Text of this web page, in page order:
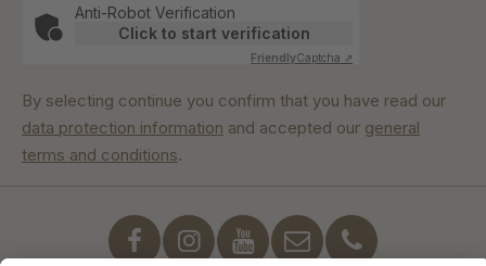
Anti-Robot Verification
Click to start verification
FriendlyCaptcha ⇗
By selecting continue you confirm that you have read our
data protection information and accepted our general
terms and conditions.